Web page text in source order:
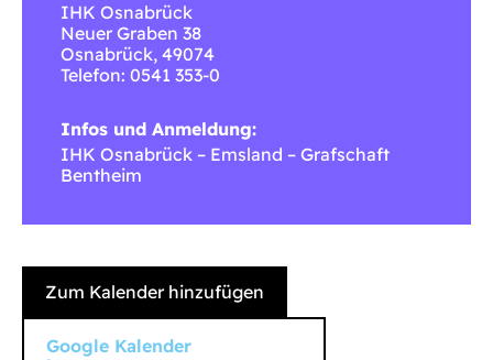
IHK Osnabrück
Neuer Graben 38
Osnabrück, 49074
Telefon: 0541 353-0
Infos und Anmeldung:
IHK Osnabrück – Emsland – Grafschaft
Bentheim
Zum Kalender hinzufügen
Google Kalender